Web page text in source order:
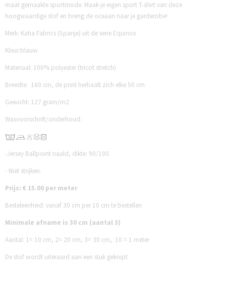
maat gemaakte sportmode. Maak je eigen sport T-shirt van deze
hoogwaardige stof en breng de oceaan naar je garderobe!
Merk: Katia Fabrics (Spanje) uit de serie Equinox
Kleur:blauw
Materiaal: 100% polyester (tricot stretch)
Breedte: 160 cm, de print herhaalt zich elke 50 cm
Gewicht: 127 gram/m2
Wasvoorschrift/onderhoud:
-Jersey Ballpoint naald, dikte: 90/100.
- Niet strijken.
Prijs: € 15.00 per meter
Besteleenheid: vanaf 30 cm per 10 cm te bestellen
Minimale afname is 30 cm (aantal 3)
Aantal: 1= 10 cm, 2= 20 cm, 3= 30 cm, 10 = 1 meter
De stof wordt uiteraard aan een stuk geknipt